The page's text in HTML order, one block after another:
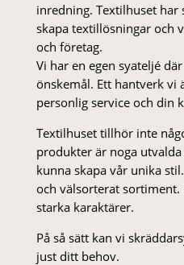
inredning. Textilhuset
skapa textillösningar och
och företag.
Vi har en egen syateljé
önskemål. Ett hantverk vi
personlig service och din
Textilhuset tillhör inte
produkter är noga
kunna skapa vår unika
och välsorterat
starka karaktärer.
På så sätt kan vi
just ditt behov.